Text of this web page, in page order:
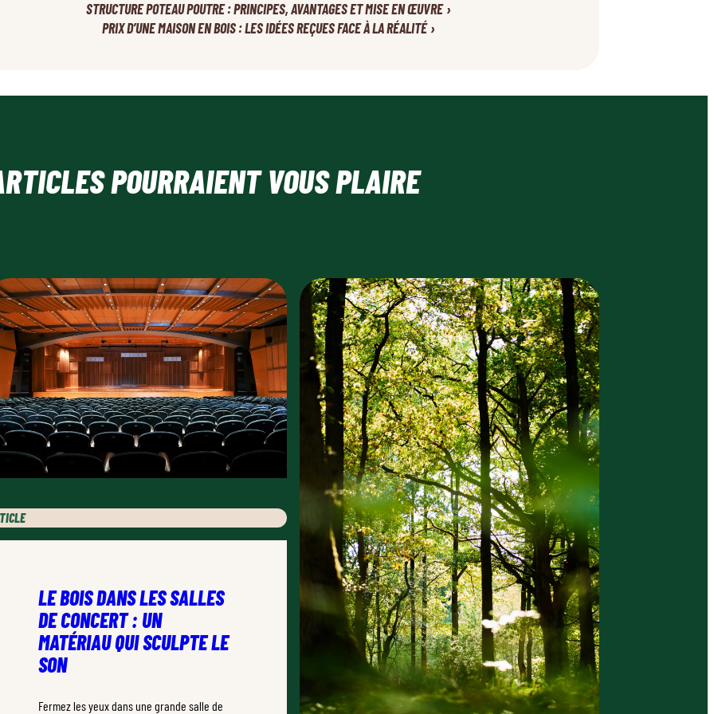
STRUCTURE POTEAU POUTRE : PRINCIPES, AVANTAGES ET MISE EN ŒUVRE›
PRIX D’UNE MAISON EN BOIS : LES IDÉES REÇUES FACE À LA RÉALITÉ›
POURRAIENT VOUS PLAIRE
LE BOIS DANS LES SALLES
DE CONCERT : UN
MATÉRIAU QUI SCULPTE LE
SON
Fermez les yeux dans une grande salle de